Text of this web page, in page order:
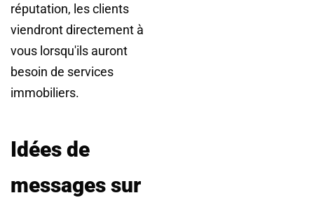
réputation, les clients
viendront directement à
vous lorsqu'ils auront
besoin de services
immobiliers.
Idées de
messages sur